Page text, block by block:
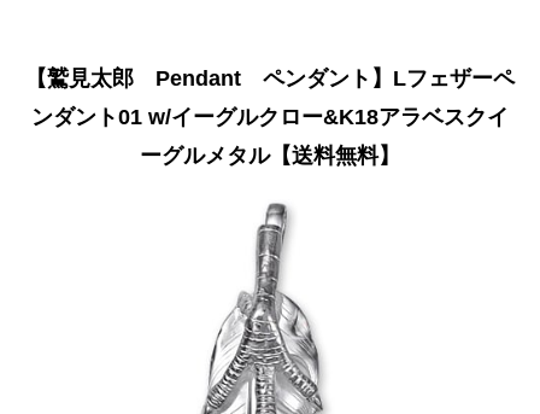
【鷲見太郎 Pendant ペンダント】Lフェザーペ
ンダント01 w/イーグルクロー&K18アラベスクイ
ーグルメタル【送料無料】